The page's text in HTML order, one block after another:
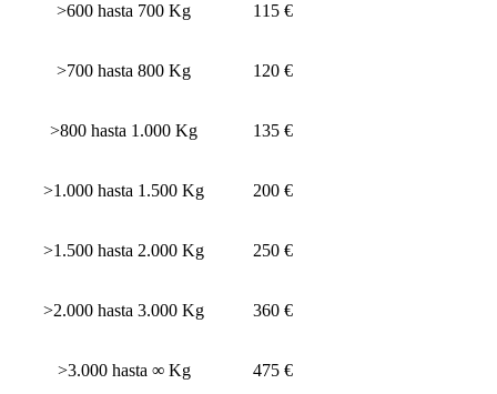
>600 hasta 700 Kg 115 €
>700 hasta 800 Kg 120 €
>800 hasta 1.000 Kg 135 €
>1.000 hasta 1.500 Kg 200 €
>1.500 hasta 2.000 Kg 250 €
>2.000 hasta 3.000 Kg 360 €
>3.000 hasta ∞ Kg 475 €